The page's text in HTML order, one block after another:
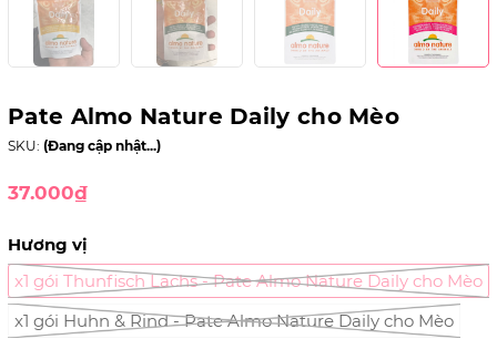
Pate Almo Nature Daily cho Mèo
SKU: (Đang cập nhật...)
37.000₫
Hương vị
x1 gói Thunfisch Lachs - Pate Almo Nature Daily cho Mèo
x1 gói Huhn & Rind - Pate Almo Nature Daily cho Mèo